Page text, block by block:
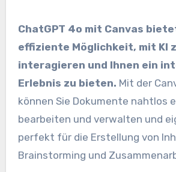
ChatGPT 4o mit Canvas
effiziente Möglichkeit, mit KI
interagieren und Ihnen ein
Erlebnis zu bieten. Mit der
können Sie Dokumente nahtlos
bearbeiten und verwalten und
perfekt für die Erstellung von
Brainstorming und